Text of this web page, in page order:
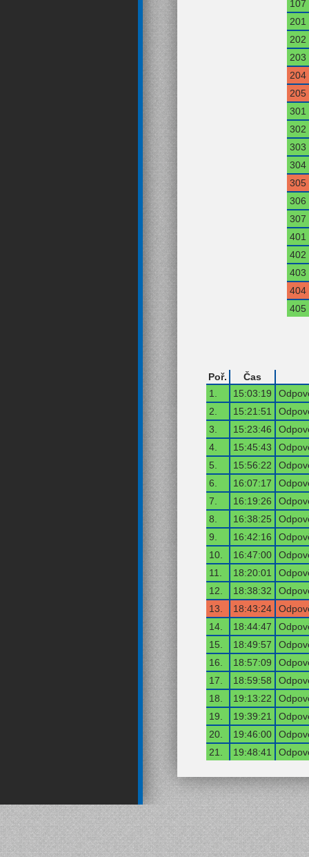
107
201
202
203
204
205
301
302
303
304
305
306
307
401
402
403
404
405
Poř.
Čas
1.
15:03:19
2.
15:21:51
3.
15:23:46
4.
15:45:43
5.
15:56:22
6.
16:07:17
7.
16:19:26
8.
16:38:25
9.
16:42:16
10.
16:47:00
11.
18:20:01
12.
18:38:32
13.
18:43:24
14.
18:44:47
15.
18:49:57
16.
18:57:09
17.
18:59:58
18.
19:13:22
19.
19:39:21
20.
19:46:00
21.
19:48:41